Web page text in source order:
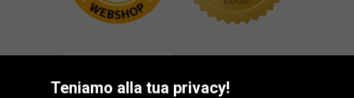
Teniamo alla tua privacy!